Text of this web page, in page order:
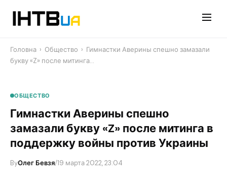
Головна › Общество › Гимнастки Аверины спешно замазали
букву «Z» после митинга…
ОБЩЕСТВО
Гимнастки Аверины спешно
замазали букву «Z» после митинга в
поддержку войны против Украины
ByОлег Бевзя/19 марта 2022, 23:04